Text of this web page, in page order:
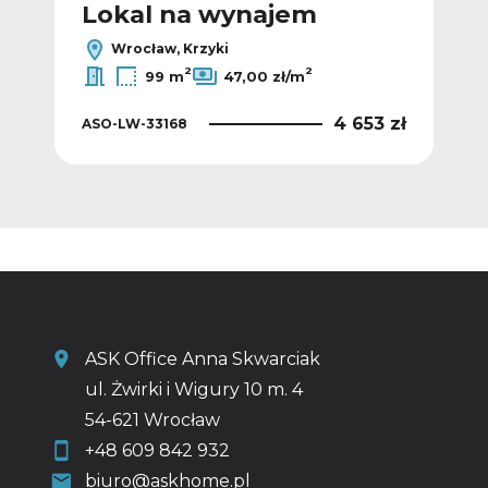
Lokal na wynajem
Wrocław, Krzyki
99 m2 47,00 zł/m2
ASO-LW-33168 4 653 zł
ASK Office Anna Skwarciak
ul. Żwirki i Wigury 10 m. 4
54-621 Wrocław
+48 609 842 932
biuro@askhome.pl